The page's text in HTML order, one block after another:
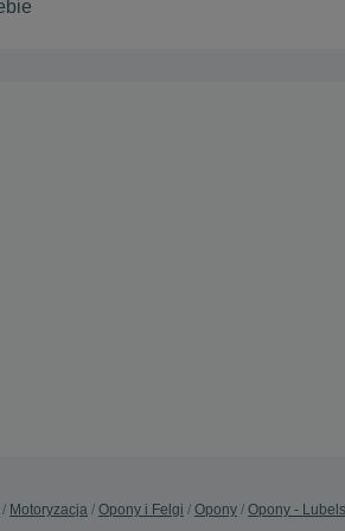
Motoryzacja Opony i Felgi Opony Opony -